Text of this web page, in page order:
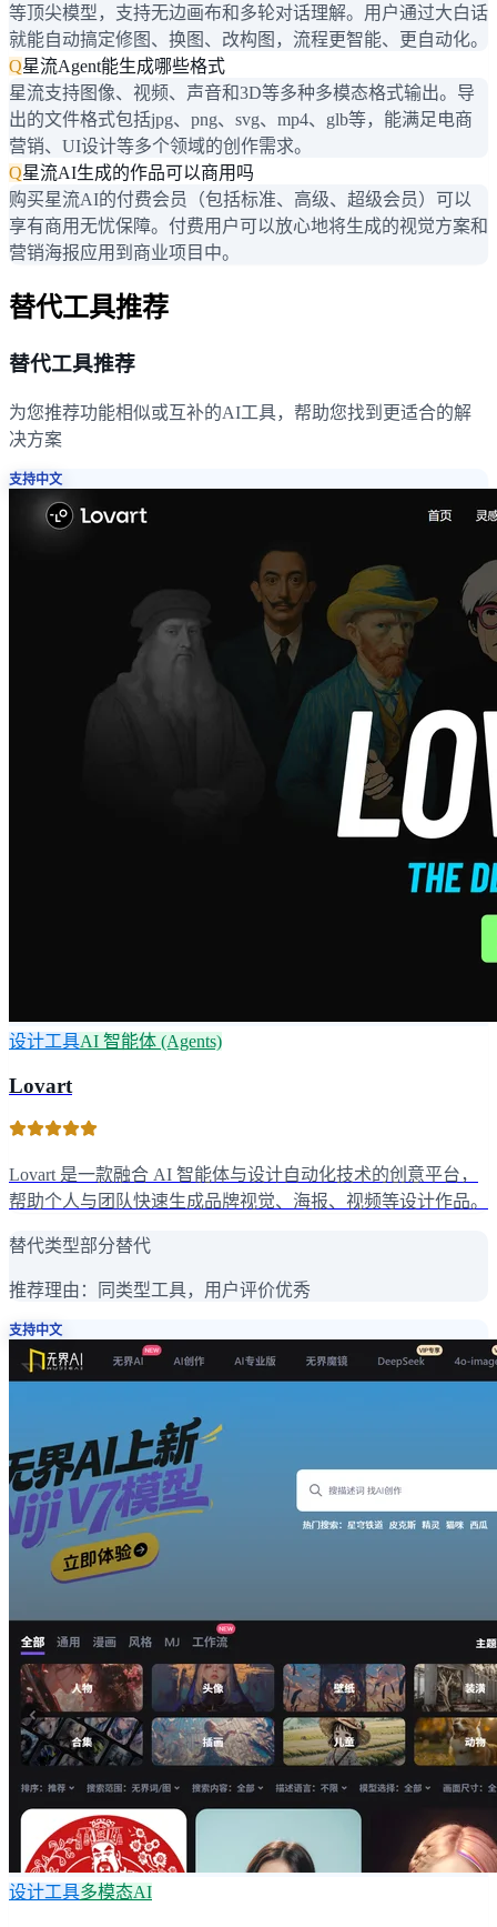
等顶尖模型，支持无边画布和多轮对话理解。用户通过大白话
就能自动搞定修图、换图、改构图，流程更智能、更自动化。
Q星流Agent能生成哪些格式
星流支持图像、视频、声音和3D等多种多模态格式输出。导
出的文件格式包括jpg、png、svg、mp4、glb等，能满足电商
营销、UI设计等多个领域的创作需求。
Q星流AI生成的作品可以商用吗
购买星流AI的付费会员（包括标准、高级、超级会员）可以
享有商用无忧保障。付费用户可以放心地将生成的视觉方案和
营销海报应用到商业项目中。
替代工具推荐
替代工具推荐
为您推荐功能相似或互补的AI工具，帮助您找到更适合的解
决方案
支持中文
设计工具AI 智能体 (Agents)
Lovart
Lovart 是一款融合 AI 智能体与设计自动化技术的创意平台，
帮助个人与团队快速生成品牌视觉、海报、视频等设计作品。
替代类型部分替代
推荐理由： 同类型工具，用户评价优秀
支持中文
设计工具多模态AI